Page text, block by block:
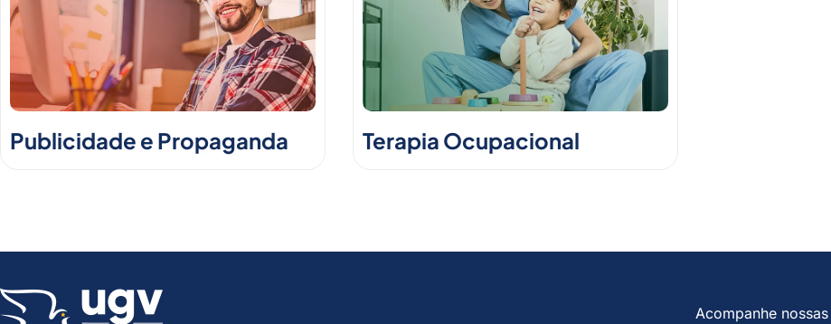
Publicidade e Propaganda Terapia Ocupacional
Acompanhe nossas